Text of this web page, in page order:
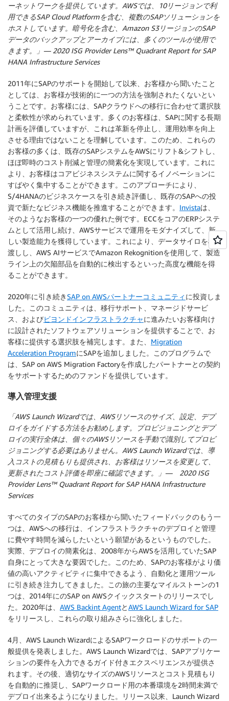
ーネットワークを提供しています。AWSでは、10リージョンで利
用できるSAP Cloud Platformを含む、複数のSAPソリューションを
ホストしています。暗号化を含む、Amazon S3リージョンのSAP
データのバックアップとアーカイブには、多くのツールが使用で
きます。」— 2020 ISG Provider Lens™ Quadrant Report for SAP
HANA Infrastructure Services
2011年にSAPのサポートを開始して以来、お客様から聞いたこと
としては、お客様が技術的に一つの方法を強制されたくないとい
うことです。お客様には、SAPクラウドへの移行に合わせて選択肢
と柔軟性が求められています。多くのお客様は、SAPに関する長期
計画を評価していますが、これは革新を停止し、運用効率を向上
させる理由ではないことを理解しています。このため、これらの
お客様の多くは、既存のSAPシステムをAWSにリフト&シフトし、
ほぼ即時のコスト削減と管理の簡素化を実現しています。これに
より、お客様はコアビジネスシステムに関するイノベーションに
すばやく集中することができます。このアプローチにより、
S/4HANAのビジネスケースを引き続き評価し、既存のSAPへの投
資で新たなビジネス機能を推進することができます。 Invistaは、
そのようなお客様の一つの優れた例です。ECCをコアのERPシステ
ムとして活用し続け、AWSサービスで運用をモダナイズして、新
しい製造能力を獲得しています。これにより、データサイロを橋
渡しし、AWS AIサービスでAmazon Rekognitionを使用して、製造
ライン上の欠陥部品を自動的に検出するといった高度な機能を得
ることができます。
2020年に引き続きSAP on AWSパートナーコミュニティ に投資しま
した。このコミュニティは、移行サポート、マネージドサービ
ス、およびビヨンドインフラストラクチャに進みたいお客様向け
に設計されたソフトウェアソリューションを提供することで、お
客様に提供する選択肢を補完します。また、 Migration
Acceleration ProgramにSAPを追加しました。このプログラムで
は、SAP on AWS Migration Factoryを作成したパートナーとの契約
をサポートするためのファンドを提供しています。
導入管理支援
「AWS Launch Wizardでは、AWSリソースのサイズ、設定、デプ
ロイをガイドする方法をお勧めします。プロビジョニングとデプ
ロイの実行全体は、個々のAWSリソースを手動で識別してプロビ
ジョニングする必要はありません。AWS Launch Wizardでは、導
入コストの見積もりも提供され、お客様はリソースを変更して、
更新されたコスト評価を即座に確認できます。」— 2020 ISG
Provider Lens™ Quadrant Report for SAP HANA Infrastructure
Services
すべてのタイプのSAPのお客様から聞いたフィードバックのもう一
つは、AWSへの移行は、インフラストラクチャのデプロイと管理
に費やす時間を減らしたいという願望があるというものでした。
実際、デプロイの簡素化は、2008年からAWSを活用していたSAP
自身にとって大きな要因でした。このため、SAPのお客様がより価
値の高いアクティビティに集中できるよう、自動化と運用ツール
に引き続き注力してきました。この旅の主要なマイルストーンの1
つは、2014年にのSAP on AWSクイックスタートのリリースでし
た。2020年は、 AWS Backint AgentとAWS Launch Wizard for SAP
をリリースし、これらの取り組みさらに強化しました。
4月、AWS Launch WizardによるSAPワークロードのサポートの一
般提供を発表しました。AWS Launch Wizardでは、SAPアプリケー
ションの要件を入力できるガイド付きエクスペリエンスが提供さ
れます。その後、適切なサイズのAWSリソースとコスト見積もり
を自動的に推奨し、SAPワークロード用の本番環境を2時間未満で
デプロイ出来るようになりました。リリース以来、Launch Wizard